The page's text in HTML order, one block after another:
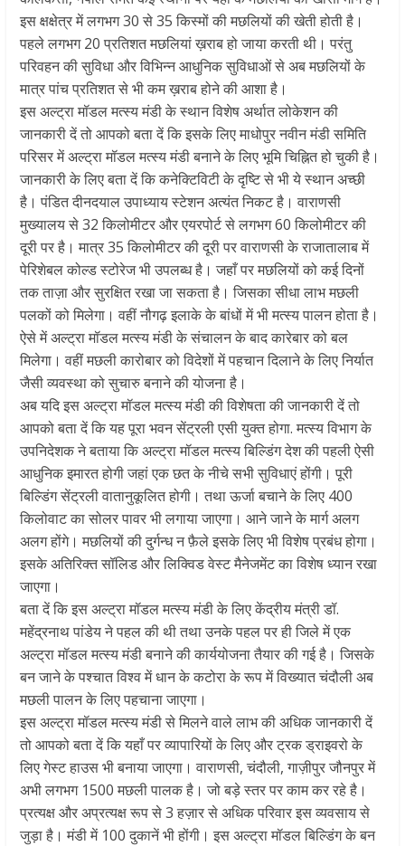
इस क्षक्षेत्र में लगभग 30 से 35 किस्मों की मछलियों की खेती होती है।
पहले लगभग 20 प्रतिशत मछलियां ख़राब हो जाया करती थी। परंतु
परिवहन की सुविधा और विभिन्न आधुनिक सुविधाओं से अब मछलियों के
मात्र पांच प्रतिशत से भी कम ख़राब होने की आशा है।
इस अल्ट्रा मॉडल मत्स्य मंडी के स्थान विशेष अर्थात लोकेशन की
जानकारी दें तो आपको बता दें कि इसके लिए माधोपुर नवीन मंडी समिति
परिसर में अल्ट्रा मॉडल मत्स्य मंडी बनाने के लिए भूमि चिह्नित हो चुकी है।
जानकारी के लिए बता दें कि कनेक्टिविटी के दृष्टि से भी ये स्थान अच्छी
है। पंडित दीनदयाल उपाध्याय स्टेशन अत्यंत निकट है। वाराणसी
मुख्यालय से 32 किलोमीटर और एयरपोर्ट से लगभग 60 किलोमीटर की
दूरी पर है। मात्र 35 किलोमीटर की दूरी पर वाराणसी के राजातालाब में
पेरिशेबल कोल्ड स्टोरेज भी उपलब्ध है। जहाँ पर मछलियों को कई दिनों
तक ताज़ा और सुरक्षित रखा जा सकता है। जिसका सीधा लाभ मछली
पलकों को मिलेगा। वहीं नौगढ़ इलाके के बांधों में भी मत्स्य पालन होता है।
ऐसे में अल्ट्रा मॉडल मत्स्य मंडी के संचालन के बाद कारेबार को बल
मिलेगा। वहीं मछली कारोबार को विदेशों में पहचान दिलाने के लिए निर्यात
जैसी व्यवस्था को सुचारु बनाने की योजना है।
अब यदि इस अल्ट्रा मॉडल मत्स्य मंडी की विशेषता की जानकारी दें तो
आपको बता दें कि यह पूरा भवन सेंट्रली एसी युक्‍त होगा. मत्स्य विभाग के
उपनिदेशक ने बताया कि अल्ट्रा मॉडल मत्स्य बिल्डिंग देश की पहली ऐसी
आधुनिक इमारत होगी जहां एक छत के नीचे सभी सुविधाएं होंगी। पूरी
बिल्डिंग सेंट्रली वातानुकूलित होगी। तथा ऊर्जा बचाने के लिए 400
किलोवाट का सोलर पावर भी लगाया जाएगा। आने जाने के मार्ग अलग
अलग होंगे। मछलियों की दुर्गन्ध न फ़ैले इसके लिए भी विशेष प्रबंध होगा।
इसके अतिरिक्त सॉलिड और लिक्विड वेस्ट मैनेजमेंट का विशेष ध्यान रखा
जाएगा।
बता दें कि इस अल्ट्रा मॉडल मत्स्य मंडी के लिए केंद्रीय मंत्री डॉ.
महेंद्रनाथ पांडेय ने पहल की थी तथा उनके पहल पर ही जिले में एक
अल्ट्रा मॉडल मत्स्य मंडी बनाने की कार्ययोजना तैयार की गई है। जिसके
बन जाने के पश्चात विश्व में धान के कटोरा के रूप में विख्यात चंदौली अब
मछली पालन के लिए पहचाना जाएगा।
इस अल्ट्रा मॉडल मत्स्य मंडी से मिलने वाले लाभ की अधिक जानकारी दें
तो आपको बता दें कि यहाँ पर व्यापारियों के लिए और ट्रक ड्राइवरो के
लिए गेस्ट हाउस भी बनाया जाएगा। वाराणसी, चंदौली, गाज़ीपुर जौनपुर में
अभी लगभग 1500 मछली पालक है। जो बड़े स्तर पर काम कर रहे है।
प्रत्यक्ष और अप्रत्यक्ष रूप से 3 हज़ार से अधिक परिवार इस व्यवसाय से
जुड़ा है। मंडी में 100 दुकानें भी होंगी। इस अल्ट्रा मॉडल बिल्डिंग के बन